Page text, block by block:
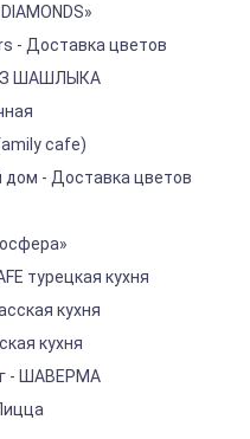
- Доставка цветов
ШАШЛЫКА
cafe)
дом - Доставка цветов
турецкая кухня
кухня
кухня
- ШАВЕРМА